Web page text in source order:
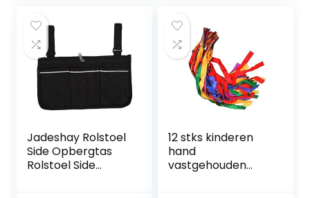
Jadeshay Rolstoel
Side Opbergtas
Rolstoel Side
12 stks kinderen
hand
vastgehouden